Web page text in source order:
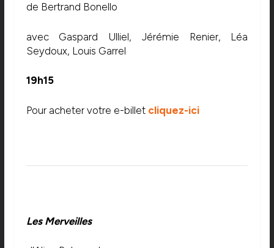
de Bertrand Bonello
avec
Gaspard Ulliel, Jérémie Renier, Léa
Seydoux, Louis Garrel
19h15
Pour acheter votre e-billet cliquez-ici
Les Merveilles